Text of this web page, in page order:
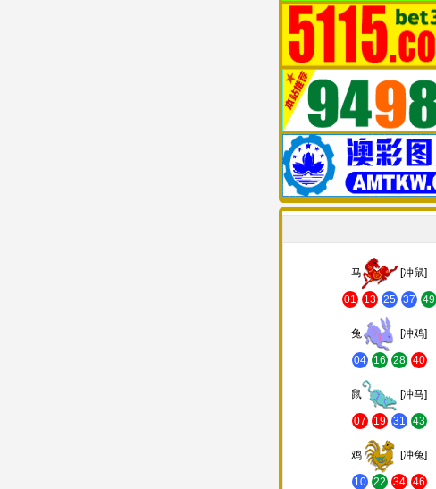
马 [冲鼠]
01 13 25 37 49
兔 [冲鸡]
04 16 28 40
鼠 [冲马]
07 19 31 43
鸡 [冲兔]
10 22 34 46